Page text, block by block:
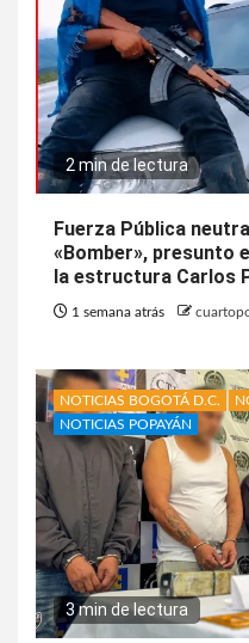
2 min de lectura
Fuerza Pública
«Bomber», presunto
la estructura Carlos
1 semana atrás
NOTICIAS BOGOTÁ D.C.
NOTICIAS POPAYÁN
3 min de lectura